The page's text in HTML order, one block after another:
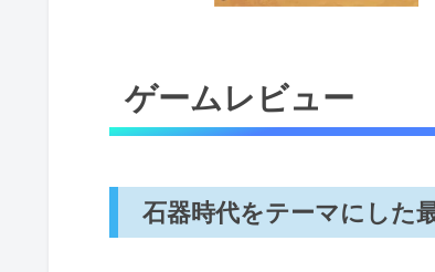
ゲームレビュー
石器時代をテーマにした